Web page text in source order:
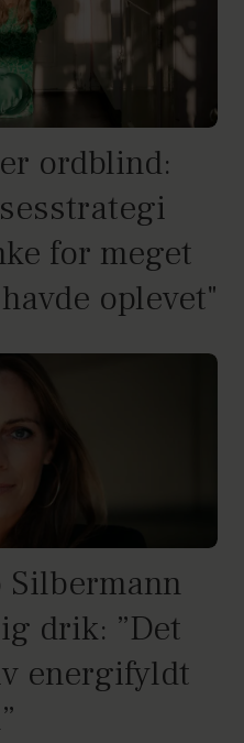
ordblind:
for meget
oplevet"
drik: ”Det
energifyldt